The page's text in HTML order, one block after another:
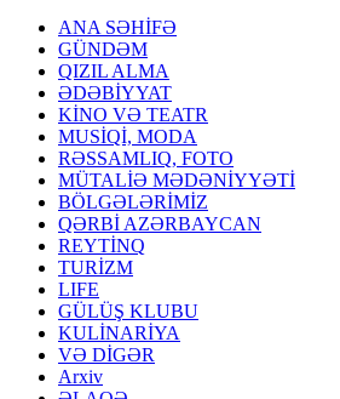
ANA SƏHİFƏ
GÜNDƏM
QIZIL ALMA
ƏDƏBİYYAT
KİNO VƏ TEATR
MUSİQİ, MODA
RƏSSAMLIQ, FOTO
MÜTALİƏ MƏDƏNİYYƏTİ
BÖLGƏLƏRİMİZ
QƏRBİ AZƏRBAYCAN
REYTİNQ
TURİZM
LIFE
GÜLÜŞ KLUBU
KULİNARİYA
VƏ DİGƏR
Arxiv